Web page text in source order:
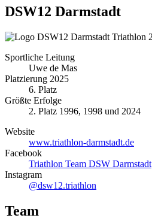
DSW12 Darmstadt
Sportliche Leitung
Uwe de Mas
Platzierung 2025
6. Platz
Größte Erfolge
2. Platz 1996, 1998 und 2024
Website
www.triathlon-darmstadt.de
Facebook
Triathlon Team DSW Darmstadt
Instagram
@dsw12.triathlon
Team